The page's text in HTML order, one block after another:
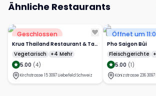
Ähnliche Restaurants
Geschlossen
Krua Thailand Restaurant & Takeaway
Vegetarisch
+4 Mehr
5.00 (4)
Kirchstrasse 15 3097 Liebefeld Schweiz
Öffnet um
Pho Saigon Bùi
Fleischgerichte
5.00 (1)
Könizstrasse 236